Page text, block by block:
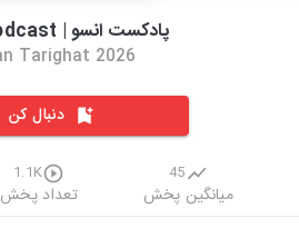
پادکست انسو | Enso Podcast
2026 Ehsan Tarighat
دنبال کن
45
میانگین پخش
1.1K
تعداد پخش